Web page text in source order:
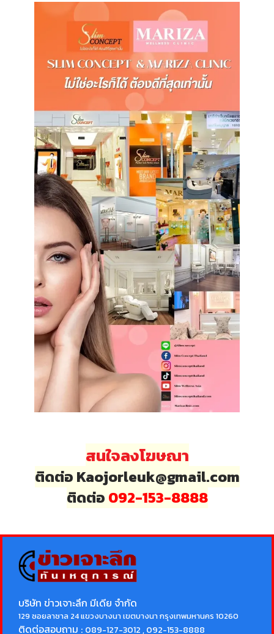
สนใจลงโฆษณา
ติดต่อ Kaojorleuk@gmail.com
ติดต่อ 092-153-8888
บริษัท ข่าวเจาะลึก มีเดีย จำกัด
129 ซอยลาซาล 24 แขวงบางนา เขตบางนา กรุงเทพมหานคร 10260
ติดต่อสอบถาม : 089-127-3012 , 092-153-8888